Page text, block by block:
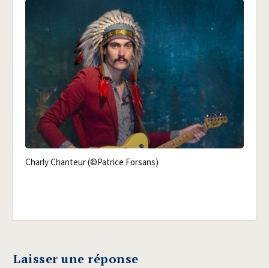
Char­ly Chan­teur (©Patrice Forsans)
Laisser une réponse